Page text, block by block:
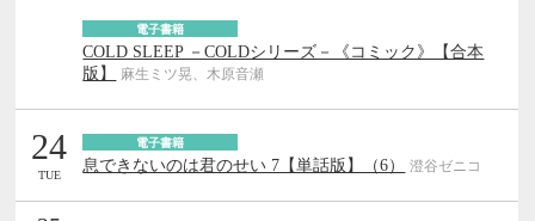
電子書籍
COLD SLEEP －COLDシリーズ－《コミック》【合本
版】
麻生ミツ晃、木原音瀬
24
TUE
電子書籍
息できないのは君のせい 7【単話版】（6） 澄谷ゼニコ